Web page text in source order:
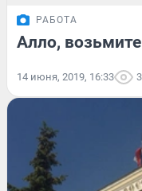
РАБОТА
Алло,
14 июня, 2019, 16:33